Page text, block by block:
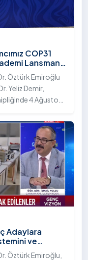
COP31
Lansmanı
Öztürk Emiroğlu
Yeliz Demir,
4 Ağustos
programına
Adaylara
ve
Öztürk Emiroğlu,